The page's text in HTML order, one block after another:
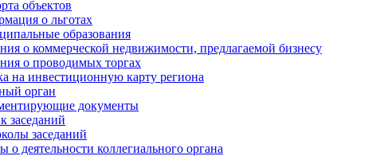
объектов
о льготах
образования
о коммерческой недвижимости, предлагаемой бизнесу
о проводимых торгах
на инвестиционную карту региона
орган
документы
заседаний
заседаний
о деятельности коллегиального органа